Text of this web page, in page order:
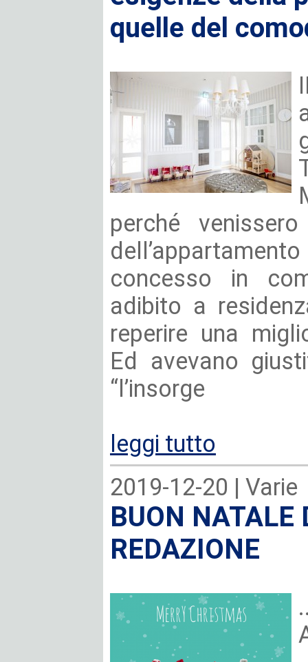
quelle del
perché
concesso in
adibito a
reperire una
Ed avevano
“l’insorge
leggi tutto
2019-12-20 | Varie
BUON NATALE
REDAZIONE